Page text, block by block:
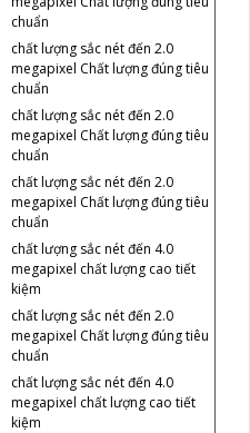
chuẩn
chất lượng sắc nét đến 2.0
megapixel Chất lượng đúng tiêu
chuẩn
chất lượng sắc nét đến 2.0
megapixel Chất lượng đúng tiêu
chuẩn
chất lượng sắc nét đến 2.0
megapixel Chất lượng đúng tiêu
chuẩn
chất lượng sắc nét đến 4.0
megapixel chất lượng cao tiết
kiệm
chất lượng sắc nét đến 2.0
megapixel Chất lượng đúng tiêu
chuẩn
chất lượng sắc nét đến 4.0
megapixel chất lượng cao tiết
kiệm